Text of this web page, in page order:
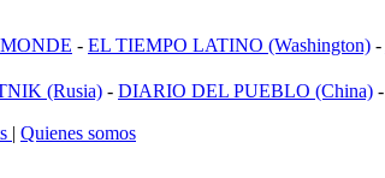
- EL TIEMPO LATINO (Washington) -
(Rusia) - DIARIO DEL PUEBLO (China) -
| Quienes somos